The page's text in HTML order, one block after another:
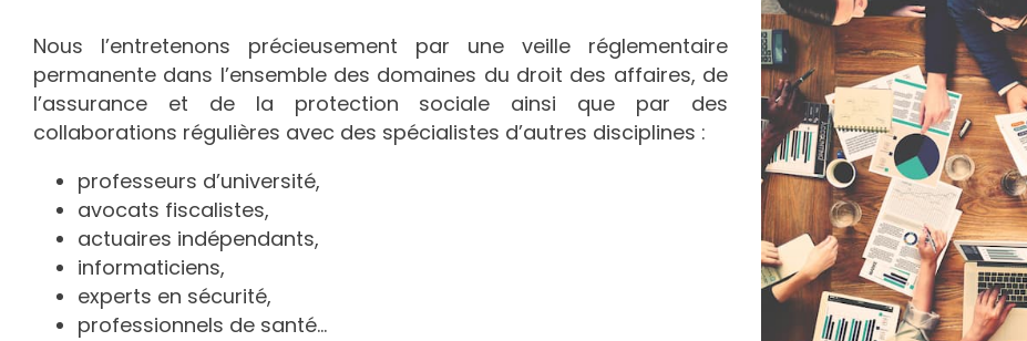
Nous l’entretenons précieusement par une veille réglementaire
permanente dans l’ensemble des domaines du droit des affaires, de
l’assurance et de la protection sociale ainsi que par des
collaborations régulières avec des spécialistes d’autres disciplines :
professeurs d’université,
avocats fiscalistes,
actuaires indépendants,
informaticiens,
experts en sécurité,
professionnels de santé...